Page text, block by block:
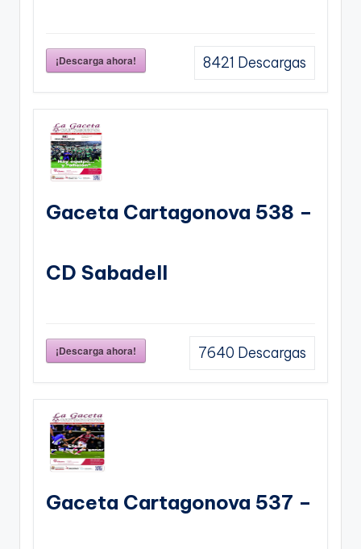
¡Descarga ahora! 8421 Descargas
Gaceta Cartagonova 538 –
CD Sabadell
¡Descarga ahora! 7640 Descargas
Gaceta Cartagonova 537 –